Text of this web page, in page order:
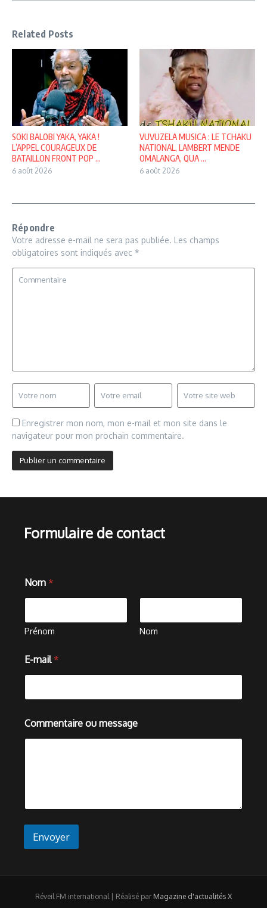
Related Posts
SOKI BALOBI YAKA, YAKA !
L’APPEL COURAGEUX DE
BATAILLON FRONT POP ...
6 août 2026
VUVUZELA MUSICA : LE TCHAKU
NATIONAL, LAMBERT MENDE
OMALANGA, QUA ...
6 août 2026
Répondre
Votre adresse e-mail ne sera pas publiée. Les champs
obligatoires sont indiqués avec *
Enregistrer mon nom, mon e-mail et mon site dans le
navigateur pour mon prochain commentaire.
Formulaire de contact
Nom *
Prénom Nom
o
m
e
s
a
g
E-mail *
Commentaire ou message
Envoyer
Réveil FM international | Réalisé par Magazine d'actualités X